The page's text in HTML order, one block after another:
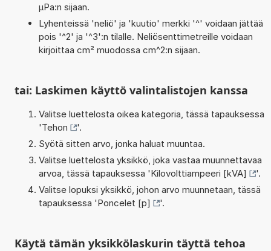
µPa:n sijaan.
Lyhenteissä 'neliö' ja 'kuutio' merkki '^' voidaan jättää
pois '^2' ja '^3':n tilalle. Neliösenttimetreille voidaan
kirjoittaa cm² muodossa cm^2:n sijaan.
tai: Laskimen käyttö valintalistojen kanssa
Valitse luettelosta oikea kategoria, tässä tapauksessa
'Tehon
'.
Syötä sitten arvo, jonka haluat muuntaa.
Valitse luettelosta yksikkö, joka vastaa muunnettavaa
arvoa, tässä tapauksessa 'Kilovolttiampeeri [kVA]
'.
Valitse lopuksi yksikkö, johon arvo muunnetaan, tässä
tapauksessa 'Poncelet [p] '.
Käytä tämän yksikkölaskurin täyttä tehoa